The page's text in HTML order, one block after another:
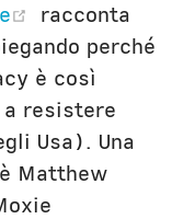
(opens new
racconta
perché
è così
resistere
Usa). Una
Matthew